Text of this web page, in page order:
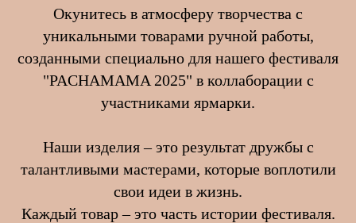
Окунитесь в атмосферу творчества с
уникальными товарами ручной работы,
созданными специально для нашего фестиваля
"PACHAMAMA 2025" в коллаборации с
участниками ярмарки.
Наши изделия – это результат дружбы с
талантливыми мастерами, которые воплотили
свои идеи в жизнь.
Каждый товар – это часть истории фестиваля.